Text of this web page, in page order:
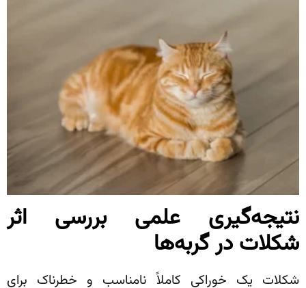
نتیجه‌گیری علمی بررسی اثر
شکلات در گربه‌ها
شکلات یک خوراکی کاملاً نامناسب و خطرناک برای